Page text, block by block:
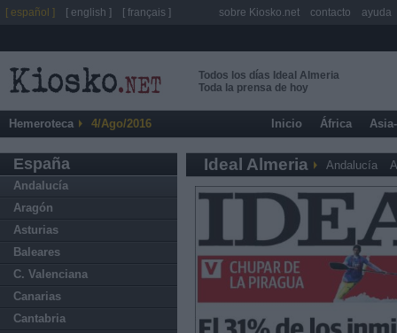
Todos los días Ideal Almeria
Toda la prensa de hoy
Hemeroteca 4/Ago/2016 Inicio África
España
Andalucía
Aragón
Asturias
Baleares
C. Valenciana
Canarias
Cantabria
Ideal Almeria Andalucía
[ español ] [ english ] [ français ] sobre Kiosko.net contacto ayuda